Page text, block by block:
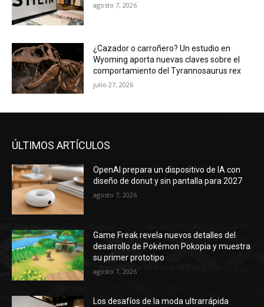
agosto 7, 2026
¿Cazador o carroñero? Un estudio en
Wyoming aporta nuevas claves sobre el
comportamiento del Tyrannosaurus rex
julio 27, 2026
ÚLTIMOS ARTÍCULOS
OpenAI prepara un dispositivo de IA con
diseño de donut y sin pantalla para 2027
agosto 7, 2026
Game Freak revela nuevos detalles del
desarrollo de Pokémon Pokopia y muestra
su primer prototipo
agosto 7, 2026
Los desafíos de la moda ultrarrápida